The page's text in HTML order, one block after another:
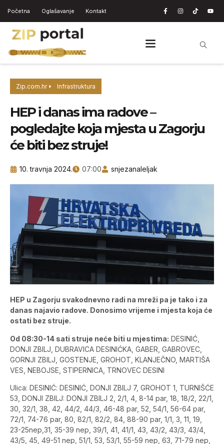
Početna Oglašavanje Kontakt
Zip.com.hr Infrastruktura
HEP i danas ima radove –
pogledajte koja mjesta u Zagorju
će biti bez struje!
10. travnja 2024. 07:00 snjezanaleljak
HEP u Zagorju svakodnevno radi na mreži pa je tako i za
danas najavio radove. Donosimo vrijeme i mjesta koja će
ostati bez struje.
Od 08:30-14 sati struje neće biti u mjestima: DESINIĆ,
DONJI ZBILJ, DUBRAVICA DESINIĆKA, GABER, GABROVEC,
GORNJI ZBILJ, GOSTENJE, GROHOT, KLANJEČNO, MARTIŠA
VES, NEBOJSE, STIPERNICA, TRNOVEC DESINI
Ulica: DESINIĆ: DESINIĆ, DONJI ZBILJ 7, GROHOT 1, TURNIŠĆE
53, DONJI ZBILJ: DONJI ZBILJ 2, 2/1, 4, 8-14 par, 18, 18/2, 22/1,
30, 32/1, 38, 42, 44/2, 44/3, 46-48 par, 52, 54/1, 56-64 par,
72/1, 74-76 par, 80, 82/1, 82/2, 84, 88-90 par, 1/1, 3, 11, 19,
23-25nep,31, 35-39 nep, 39/1, 41, 41/1, 43, 43/2, 43/3, 43/4,
43/5, 45, 49-51 nep, 51/1, 53, 53/1, 55-59 nep, 63, 71-79 nep,